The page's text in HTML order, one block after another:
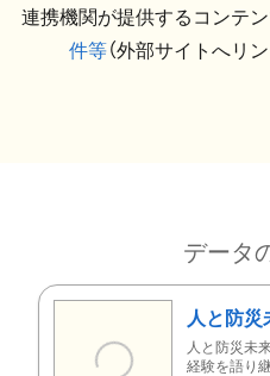
連携機関が提供するコンテン
件等（外部サイトへリ
データ
人と防
人と防災未
経験を語り